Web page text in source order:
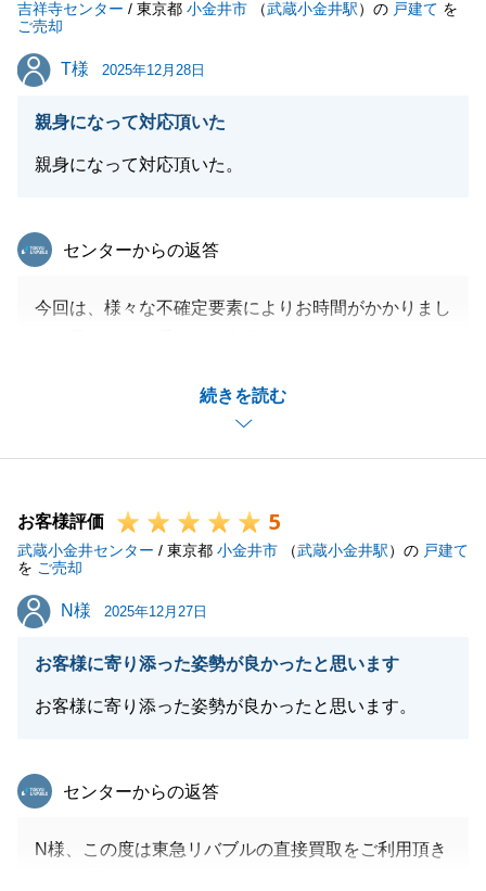
頂ければと思います。
引き続き、よろしくお願いいたします。
閉じる
吉祥寺センター / 東京都 小金井市 （武蔵小金井駅）の 戸建て を
ご売却
T様
T様 2025年12月28日
親身になって対応頂いた
親身になって対応頂いた。
続きを読む
東急リバブル
センターからの返答
今回は、様々な不確定要素によりお時間がかかりまし
また今後とも何かお手伝いできることがございました
らお気軽にご連絡くださいませ。
引き続きよろしくお願いいたします。
閉じる
お客様評価 5
武蔵小金井センター / 東京都 小金井市 （武蔵小金井駅）の 戸建て
を ご売却
N様
N様 2025年12月27日
お客様に寄り添った姿勢が良かったと思います
お客様に寄り添った姿勢が良かったと思います。
東急リバブル
センターからの返答
N様、この度は東急リバブルの直接買取をご利用頂き